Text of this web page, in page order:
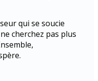
qui se soucie
cherchez pas plus